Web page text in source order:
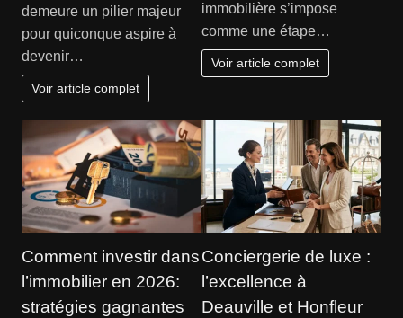
demeure un pilier majeur
pour quiconque aspire à
devenir…
Voir article complet
immobilière s’impose
comme une étape…
Voir article complet
Comment investir dans
l’immobilier en 2026:
stratégies gagnantes
Conciergerie de luxe :
l’excellence à
Deauville et Honfleur